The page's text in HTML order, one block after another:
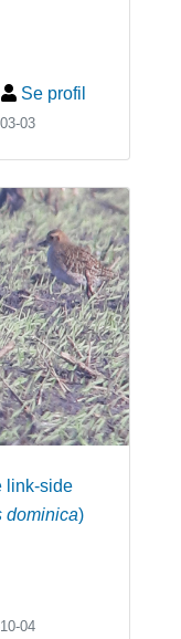
Se profil
03
link-side
dominica)
04